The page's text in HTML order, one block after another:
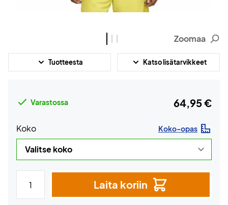
Zoomaa
Tuotteesta Katso lisätarvikkeet
Varastossa 64,95 €
Koko Koko-opas
Laita koriin